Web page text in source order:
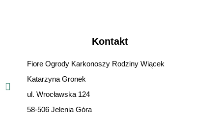
Kontakt
Fiore Ogrody Karkonoszy Rodziny Wiącek
Katarzyna Gronek
ul. Wrocławska 124
58-506 Jelenia Góra